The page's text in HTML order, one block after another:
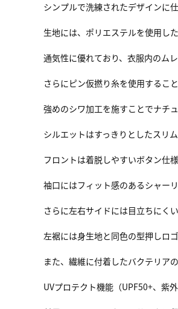
シンプルで洗練されたデザインに
生地には、ポリエステルを使用し
通気性に優れており、衣服内のム
さらにピン仮撚り糸を使用するこ
強めのシワ加工を施すことでナチ
シルエットはすっきりとしたスリ
フロントは着脱しやすいボタン仕
袖口にはフィット感のあるシャー
さらに左右サイドには目立ちにく
左裾には身生地と同色の型押しロ
また、繊維に付着したバクテリア
UVプロテクト機能（UPF50+、紫